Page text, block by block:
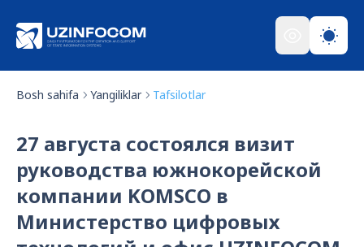
Bosh sahifa Yangiliklar Tafsilotlar
27 августа состоялся визит
руководства южнокорейской
компании KOMSCO в
Министерство цифровых